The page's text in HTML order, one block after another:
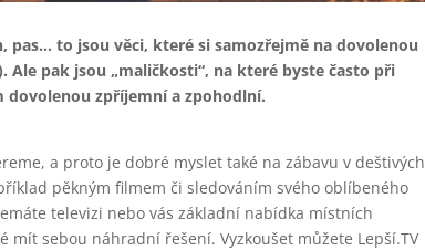
pas… to jsou věci, které si samozřejmě na dovolenou
Ale pak jsou „maličkosti“, na které byste často při
dovolenou zpříjemní a zpohodlní.
a proto je dobré myslet také na zábavu v deštivých
pěkným filmem či sledováním svého oblíbeného
televizi nebo vás základní nabídka místních
sebou náhradní řešení. Vyzkoušet můžete Lepší.TV